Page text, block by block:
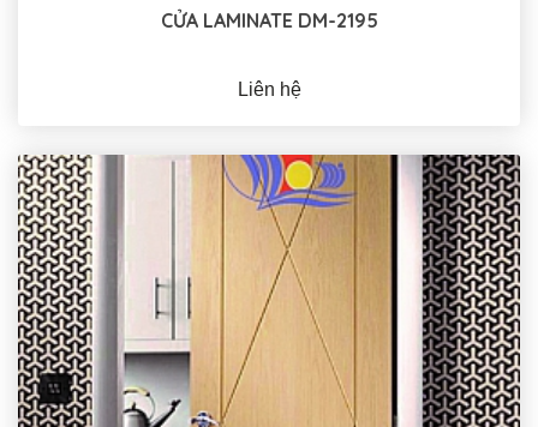
CỬA LAMINATE DM-2195
Liên hệ